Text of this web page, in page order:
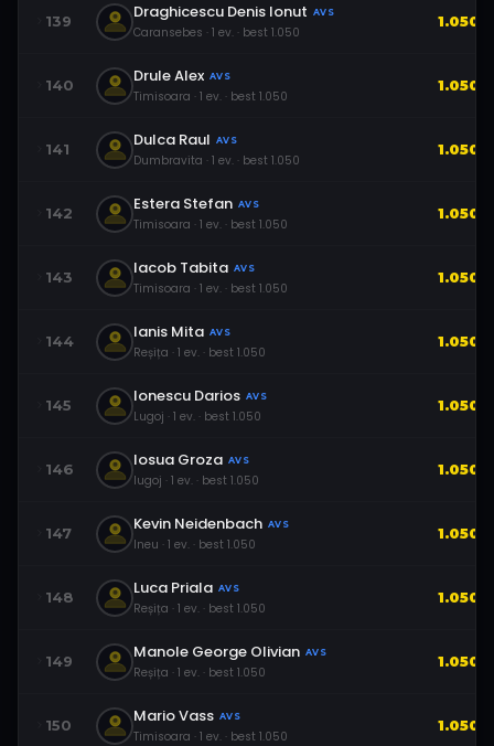
139 Draghicescu Denis Ionut AVS
Caransebes · 1 ev. · best 1.050
1.050
140 Drule Alex AVS
Timisoara · 1 ev. · best 1.050
1.050
141 Dulca Raul AVS
Dumbravita · 1 ev. · best 1.050
1.050
142 Estera Stefan AVS
Timisoara · 1 ev. · best 1.050
1.050
143 Iacob Tabita AVS
Timisoara · 1 ev. · best 1.050
1.050
144 Ianis Mita AVS
Reșița · 1 ev. · best 1.050
1.050
145 Ionescu Darios AVS
Lugoj · 1 ev. · best 1.050
1.050
146 Iosua Groza AVS
lugoj · 1 ev. · best 1.050
1.050
147 Kevin Neidenbach AVS
Ineu · 1 ev. · best 1.050
1.050
148 Luca Priala AVS
Reșița · 1 ev. · best 1.050
1.050
149 Manole George Olivian AVS
Reșița · 1 ev. · best 1.050
1.050
150 Mario Vass AVS
Timisoara · 1 ev. · best 1.050
1.050